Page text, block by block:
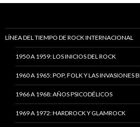
LÍNEA DEL TIEMPO DE ROCK INTERNACIONAL
1950 A 1959: LOS INICIOS DEL ROCK
1960 A 1965: POP, FOLK Y LAS INVASIONES
1966 A 1968: AÑOS PSICODÉLICOS
1969 A 1972: HARDROCK Y GLAMROCK